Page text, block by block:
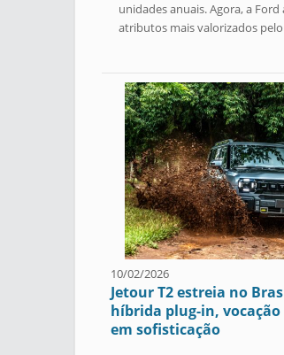
unidades anuais. Agora, a
atributos mais valorizados
10/02/2026
Jetour T2 estreia no
híbrida plug-in,
em sofisticação